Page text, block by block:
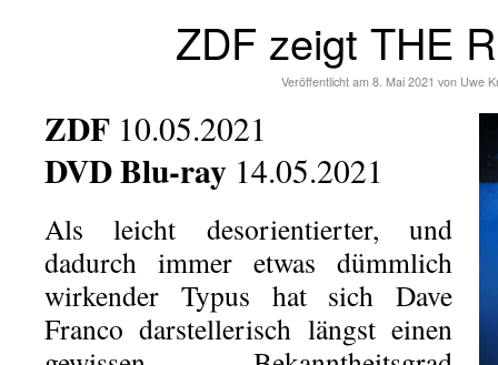
ZDF zeigt THE
Veröffentlicht am 8. Mai 2021 von Uwe
ZDF 10.05.2021
DVD Blu-ray 14.05.2021
Als leicht desorientierter, und
dadurch immer etwas dümmlich
wirkender Typus hat sich Dave
Franco darstellerisch längst einen